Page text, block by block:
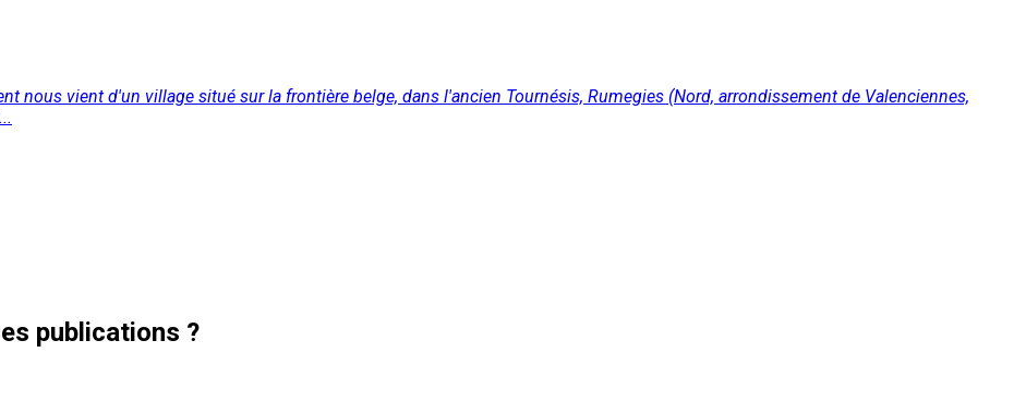
nous vient d'un village situé sur la frontière belge, dans l'ancien Tournésis, Rumegies (Nord, arrondissement de Valenciennes,
publications ?